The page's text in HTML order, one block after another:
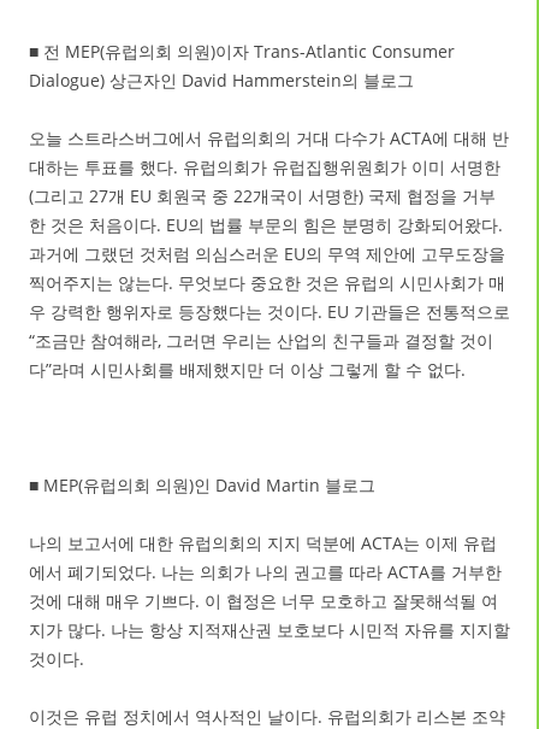
■ 전 MEP(유럽의회 의원)이자 Trans-Atlantic Consumer
Dialogue) 상근자인 David Hammerstein의 블로그
오늘 스트라스버그에서 유럽의회의 거대 다수가 ACTA에 대해 반
대하는 투표를 했다. 유럽의회가 유럽집행위원회가 이미 서명한
(그리고 27개 EU 회원국 중 22개국이 서명한) 국제 협정을 거부
한 것은 처음이다. EU의 법률 부문의 힘은 분명히 강화되어왔다.
과거에 그랬던 것처럼 의심스러운 EU의 무역 제안에 고무도장을
찍어주지는 않는다. 무엇보다 중요한 것은 유럽의 시민사회가 매
우 강력한 행위자로 등장했다는 것이다. EU 기관들은 전통적으로
“조금만 참여해라, 그러면 우리는 산업의 친구들과 결정할 것이
다”라며 시민사회를 배제했지만 더 이상 그렇게 할 수 없다.
■ MEP(유럽의회 의원)인 David Martin 블로그
나의 보고서에 대한 유럽의회의 지지 덕분에 ACTA는 이제 유럽
에서 폐기되었다. 나는 의회가 나의 권고를 따라 ACTA를 거부한
것에 대해 매우 기쁘다. 이 협정은 너무 모호하고 잘못해석될 여
지가 많다. 나는 항상 지적재산권 보호보다 시민적 자유를 지지할
것이다.
이것은 유럽 정치에서 역사적인 날이다. 유럽의회가 리스본 조약